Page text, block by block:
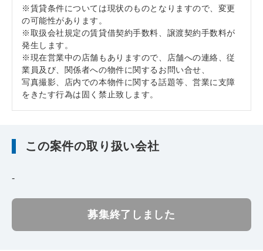
※賃貸条件については現状のものとなりますので、変更
の可能性があります。
※取扱会社規定の賃貸借契約手数料、譲渡契約手数料が
発生します。
※現在営業中の店舗もありますので、店舗への連絡、従
業員及び、関係者への物件に関するお問い合せ、
写真撮影、店内での本物件に関する話題等、営業に支障
をきたす行為は固く禁止致します。
この案件の取り扱い会社
-
募集終了しました